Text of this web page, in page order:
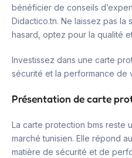
bénéficier de conseils
Didactico.tn. Ne laissez pas la
hasard, optez pour la qualité
Investissez dans une carte
sécurité et la performance de
Présentation de carte
La carte protection bms reste
marché tunisien. Elle répond
matière de sécurité et de